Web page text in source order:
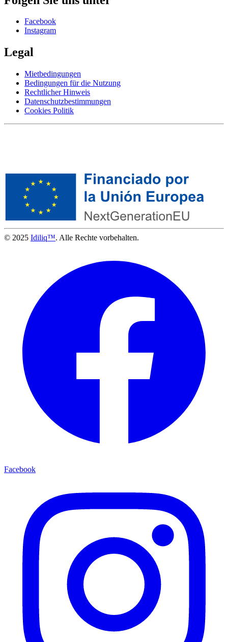
Facebook
Instagram
Legal
Mietbedingungen
Bedingungen für die Nutzung
Rechtlicher Hinweis
Datenschutzbestimmungen
Cookies Politik
© 2025 Idiliq™. Alle Rechte vorbehalten.
Facebook